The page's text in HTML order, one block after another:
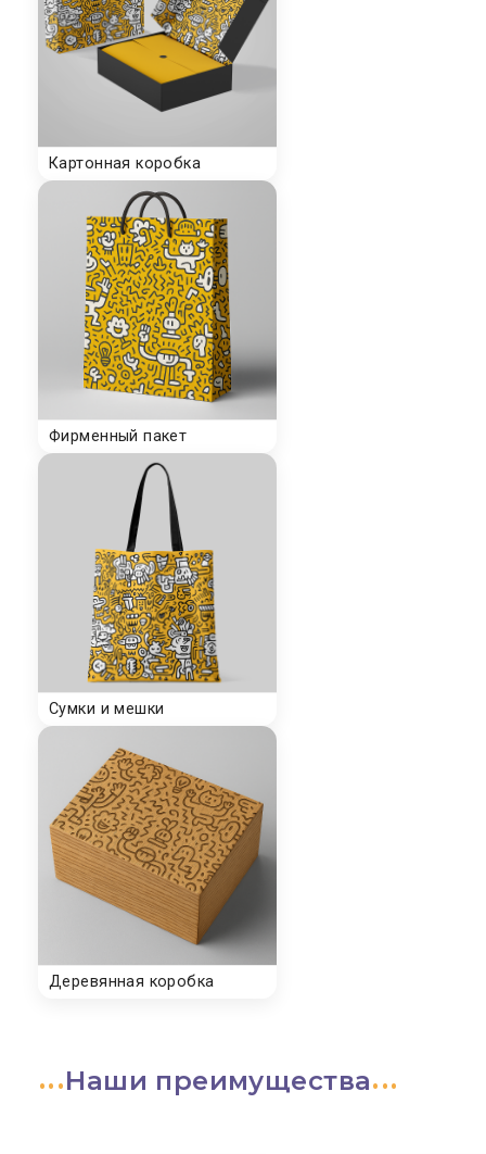
Наши преимущества